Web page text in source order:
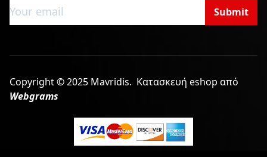
Submit
Copyright © 2025 Mavridis. Κατασκευή eshop από
Webgrams